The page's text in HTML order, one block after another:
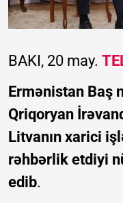
BAKI, 20 may.
Ermənistan Baş
Qriqoryan
Litvanın xarici
rəhbərlik etdiyi
edib.